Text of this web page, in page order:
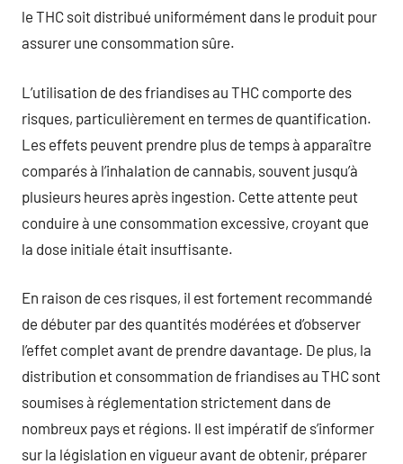
le THC soit distribué uniformément dans le produit pour
assurer une consommation sûre.
L’utilisation de des friandises au THC comporte des
risques, particulièrement en termes de quantification.
Les effets peuvent prendre plus de temps à apparaître
comparés à l’inhalation de cannabis, souvent jusqu’à
plusieurs heures après ingestion. Cette attente peut
conduire à une consommation excessive, croyant que
la dose initiale était insuffisante.
En raison de ces risques, il est fortement recommandé
de débuter par des quantités modérées et d’observer
l’effet complet avant de prendre davantage. De plus, la
distribution et consommation de friandises au THC sont
soumises à réglementation strictement dans de
nombreux pays et régions. Il est impératif de s’informer
sur la législation en vigueur avant de obtenir, préparer